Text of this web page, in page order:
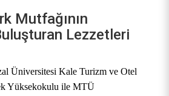
Mutfağının
Lezzetleri
Üniversitesi Kale Turizm ve Otel
Yüksekokulu ile MTÜ